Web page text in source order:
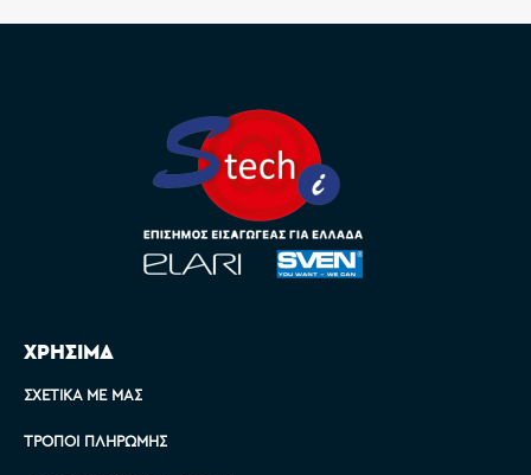
ΧΡΗΣΙΜΑ
ΣΧΕΤΙΚΆ ΜΕ ΜΑΣ
ΤΡΌΠΟΙ ΠΛΗΡΩΜΉΣ